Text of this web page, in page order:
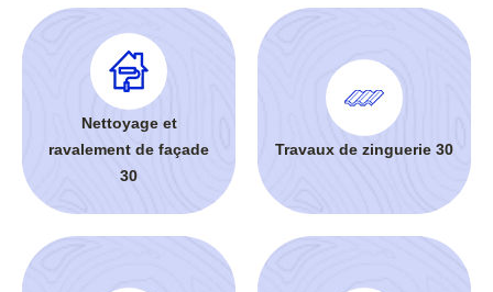
Nettoyage et
ravalement de façade
30
Travaux de zinguerie 30